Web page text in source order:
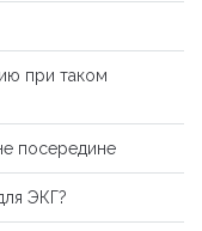
при таком
посередине
ЭКГ?